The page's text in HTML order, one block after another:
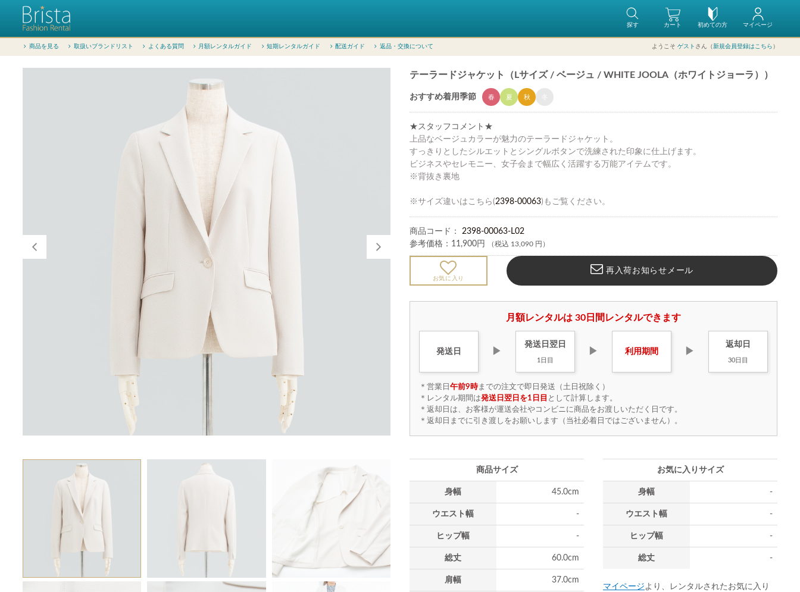
初めての方
カート マイページ
探す
商品を見る 取扱いブランドリスト よくある質問 月額レンタルガイド 短期レンタルガイド 配送ガイド 返品・交換について ようこそ ゲスト さん（新規会員登録はこちら ）
テーラードジャケット（Lサイズ / ベージュ / WHITE JOOLA（ホワイトジョーラ））
おすすめ着用季節 春 夏 秋
★スタッフコメント★
上品なベージュカラーが魅力のテーラードジャケット。
すっきりとしたシルエットとシングルボタンで洗練された印象に仕上げます。
ビジネスやセレモニー、女子会まで幅広く活躍する万能アイテムです。
※背抜き裏地
※サイズ違いはこちら(2398-00063)もご覧ください。
商品コード： 2398-00063-L02
参考価格： 11,900円 （税込 13,090 円）
お気に入り
再入荷お知らせメール
月額レンタルは 30日間レンタルできます
発送日 ▶
発送日 翌日
1日目
▶ 利用期間 ▶
返却日
30日目
＊営業日 午前9時までの注文で即日発送（土日祝除く）
＊レンタル期間は発送日翌日を1日目 として計算します。
＊返却日は、お客様が運送会社やコンビニに商品をお渡しいただく日です。
＊返却日までに引き渡しをお願いします（当社必着日ではございません）。
商品サイズ
身幅 45.0cm
ウエスト幅 -
ヒップ幅 -
総丈 60.0cm
肩幅 37.0cm
お気に入りサイズ
身幅 -
ウエスト幅 -
ヒップ幅 -
総丈 -
マイページより、レンタルされたお気に入り